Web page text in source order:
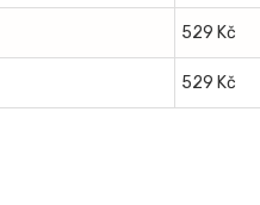
529 Kč
529 Kč